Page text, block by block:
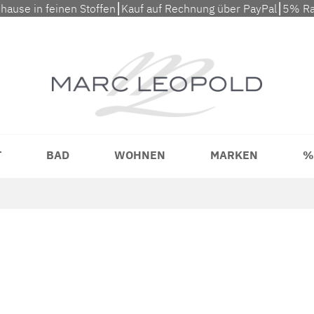
in feinen Stoffen⎮Kauf auf Rechnung über PayPal⎮5%
BAD WOHNEN MARKEN